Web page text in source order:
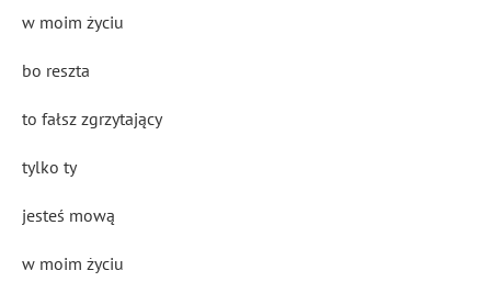
w moim życiu
bo reszta
to fałsz zgrzytający
tylko ty
jesteś mową
w moim życiu